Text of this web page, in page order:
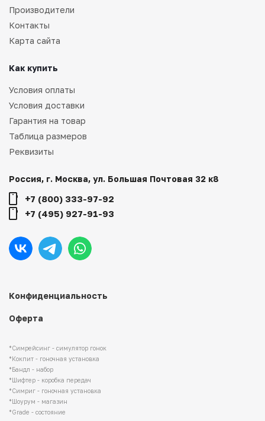
*Симрейсинг - симулятор гонок
*Кокпит - гоночная установка
*Бандл - набор
*Шифтер - коробка передач
*Симриг - гоночная установка
*Шоурум - магазин
*Grade - состояние
Конфиденциальность
Оферта
Производители
Контакты
Карта сайта
Как купить
Условия оплаты
Условия доставки
Гарантия на товар
Таблица размеров
Реквизиты
Россия, г. Москва, ул. Большая Почтовая 32 к8
+7 (800) 333-97-92
+7 (495) 927-91-93